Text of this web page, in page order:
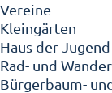
Vereine
Kleingärten
Haus der Jugend
Rad- und
Bürgerbaum-